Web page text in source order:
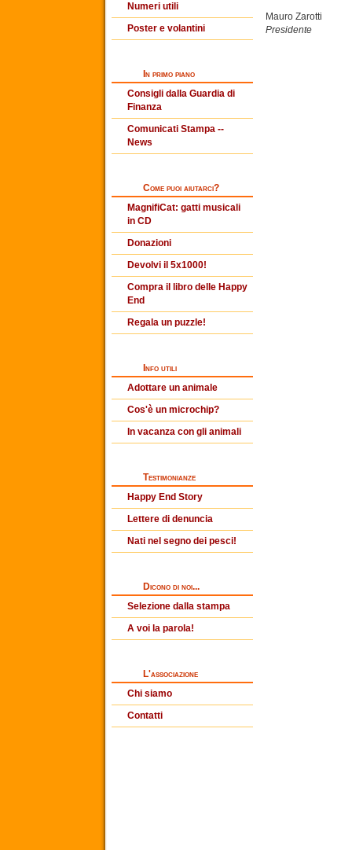
Numeri utili
Poster e volantini
In primo piano
Consigli dalla Guardia di
Finanza
Comunicati Stampa --
News
Come puoi aiutarci?
MagnifiCat: gatti musicali
in CD
Donazioni
Devolvi il 5x1000!
Compra il libro delle Happy
End
Regala un puzzle!
Info utili
Adottare un animale
Cos'è un microchip?
In vacanza con gli animali
Testimonianze
Happy End Story
Lettere di denuncia
Nati nel segno dei pesci!
Dicono di noi...
Selezione dalla stampa
A voi la parola!
L'associazione
Chi siamo
Contatti
Mauro Zarotti
Presidente